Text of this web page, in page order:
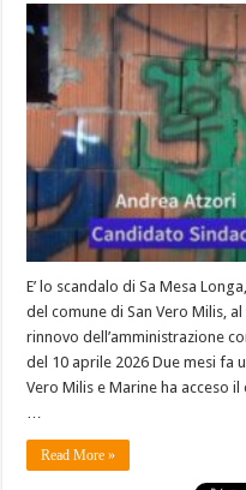
E’ lo scandalo di Sa Mesa
del comune di San Vero Milis,
rinnovo dell’amministrazione
del 10 aprile 2026 Due mesi fa
Vero Milis e Marine ha acceso
…
Read More »